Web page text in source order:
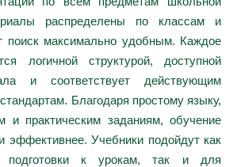
распределены по классам и
поиск максимально удобным. Каждое
логичной структурой, доступной
и соответствует действующим
Благодаря простому языку,
и практическим заданиям, обучение
эффективнее. Учебники подойдут как
подготовки к урокам, так и для